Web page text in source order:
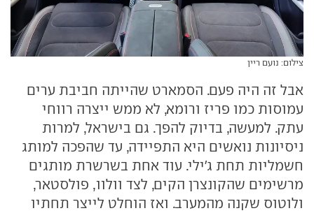
צילום: נועם ריין
אבל זה היה פעם. הסמארט שהייתה חביבת ערים
עמוסות כמו פריז ורומא, לא ממש ייצרה רווחי
עתק. למעשה, בדיוק להפך. גם בישראל, למרות
ניסיונות נואשים היא התפיידה, עד שהפכה למותג
חשמליות תחת ג'ילי. עוד אחת בשרשרת מותגים
מרשימים שהקונצרן הקים, לצד וולוו, פולסטאר,
ולוטוס שקנה מהמערב. ואז הוחלט לייצר תחתיו